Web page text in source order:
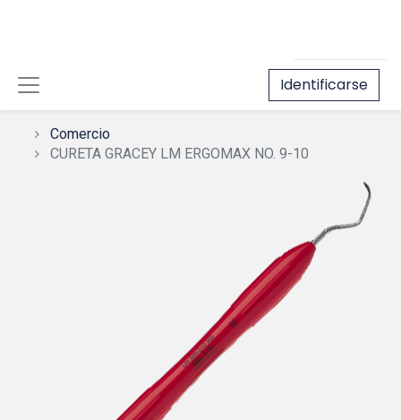
Identificarse
Comercio
CURETA GRACEY LM ERGOMAX NO. 9-10